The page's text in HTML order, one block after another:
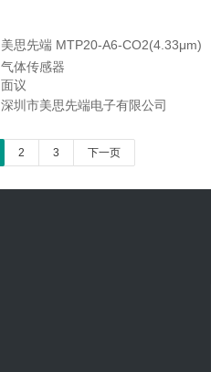
美思先端 MTP20-A6-CO2(4.33μm)
气体传感器
面议
深圳市美思先端电子有限公司
2 3 下一页